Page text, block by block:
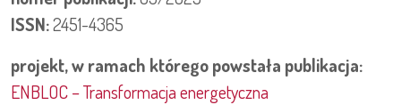
ISSN:2451-4365
projekt, w ramach którego powstała publikacja:
ENBLOC – Transformacja energetyczna